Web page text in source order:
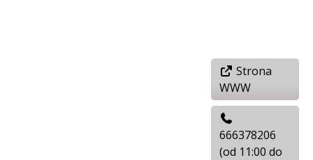
Strona
WWW
666378206
(od 11:00 do